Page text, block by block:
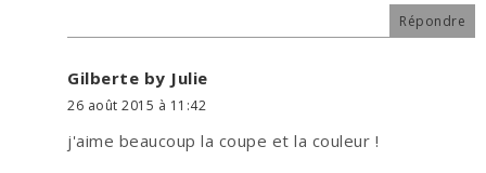
Répondre
Gilberte by Julie
26 août 2015 à 11:42
j'aime beaucoup la coupe et la couleur !